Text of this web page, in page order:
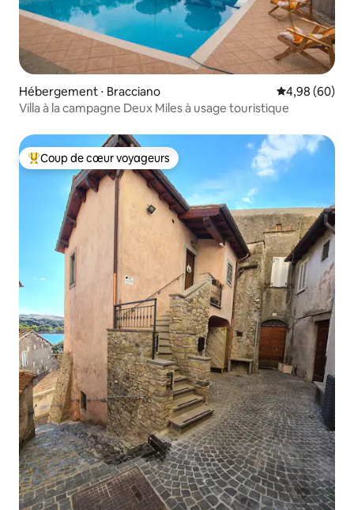
Hébergement ⋅ Bracciano Évaluation
4,98 (60)
Villa à la campagne Deux Miles à usage touristique
Coups de cœur voyageurs les plus appréciés
Coup de cœur voyageurs